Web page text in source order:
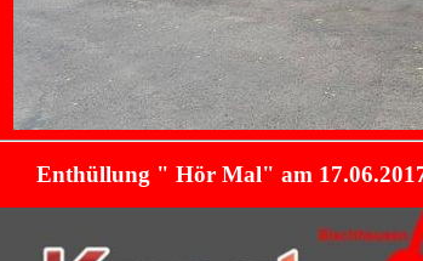
Enthüllung " Hör Mal" am